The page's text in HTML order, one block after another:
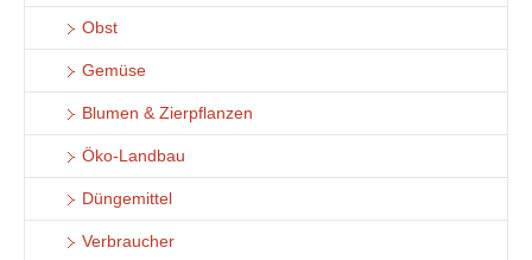
Obst
Gemüse
Blumen & Zierpflanzen
Öko-Landbau
Düngemittel
Verbraucher